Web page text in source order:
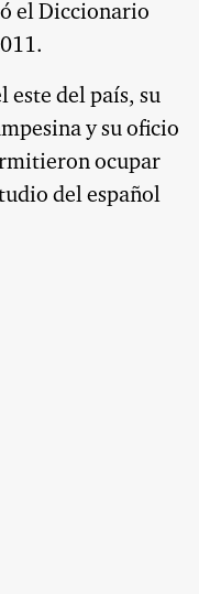
el Diccionario
este del país, su
y su oficio
ocupar
del español